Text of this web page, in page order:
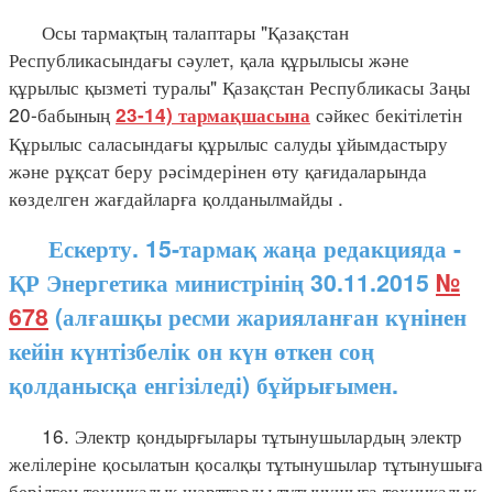
Осы тармақтың талаптары "Қазақстан
Республикасындағы сәулет, қала құрылысы және
құрылыс қызметі туралы" Қазақстан Республикасы Заңы
20-бабының 23-14) тармақшасына сәйкес бекітілетін
Құрылыс саласындағы құрылыс салуды ұйымдастыру
және рұқсат беру рәсімдерінен өту қағидаларында
көзделген жағдайларға қолданылмайды .
Ескерту. 15-тармақ жаңа редакцияда -
ҚР Энергетика министрінің 30.11.2015 №
678 (алғашқы ресми жарияланған күнінен
кейін күнтізбелік он күн өткен соң
қолданысқа енгізіледі) бұйрығымен.
16. Электр қондырғылары тұтынушылардың электр
желілеріне қосылатын қосалқы тұтынушылар тұтынушыға